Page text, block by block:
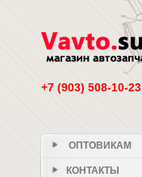
+7 (903) 508-10-23
ОПТОВИКАМ
КОНТАКТЫ